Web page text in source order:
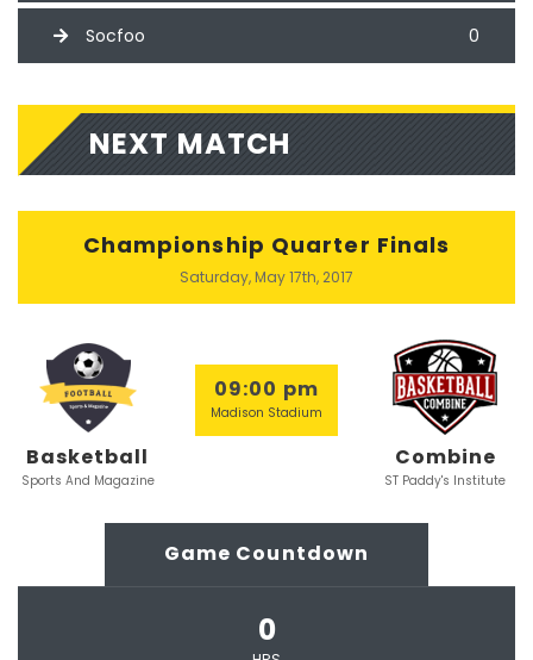
Socfoo 0
NEXT MATCH
Championship Quarter Finals
Saturday, May 17th, 2017
Basketball
Sports And Magazine
09:00 pm
Madison Stadium
Combine
ST Paddy's Institute
Game Countdown
0